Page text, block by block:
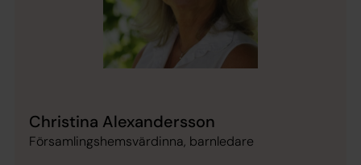
Christina Alexandersson
Församlingshemsvärdinna, barnledare